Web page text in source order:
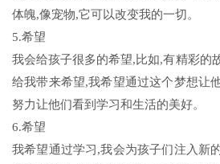
体魄,像宠物,它可以改变我的一切。
5.希望
我会给孩子很多的希望,比如,有精彩的
给我带来希望,我希望通过这个梦想让
努力让他们看到学习和生活的美好。
6.希望
我希望通过学习,我会为孩子们注入新